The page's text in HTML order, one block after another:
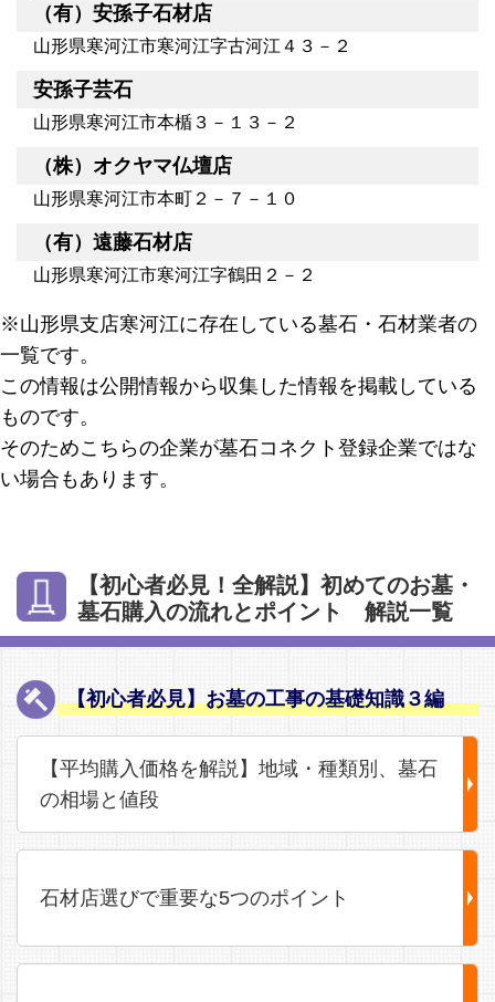
（有）安孫子石材店
山形県寒河江市寒河江字古河江４３－２
安孫子芸石
山形県寒河江市本楯３－１３－２
（株）オクヤマ仏壇店
山形県寒河江市本町２－７－１０
（有）遠藤石材店
山形県寒河江市寒河江字鶴田２－２
※山形県支店寒河江に存在している墓石・石材業者の
一覧です。
この情報は公開情報から収集した情報を掲載している
ものです。
そのためこちらの企業が墓石コネクト登録企業ではな
い場合もあります。
【初心者必見！全解説】初めてのお墓・
墓石購入の流れとポイント 解説一覧
【初心者必見】お墓の工事の基礎知識３編
【平均購入価格を解説】地域・種類別、墓石
の相場と値段
石材店選びで重要な5つのポイント